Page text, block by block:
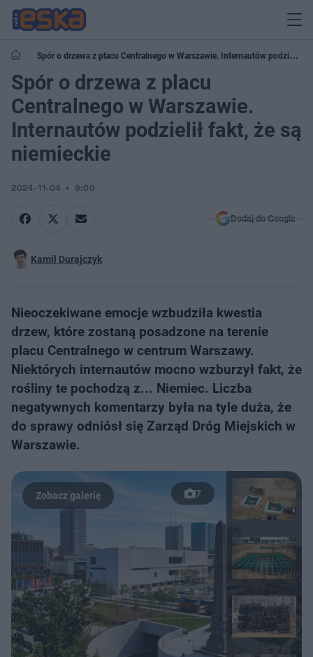
Spór o drzewa z placu Centralnego w Warszawie. Internautów podzielił
fakt, że są niemieckie
Spór o drzewa z placu
Centralnego w Warszawie.
Internautów podzielił fakt, że są
niemieckie
2024-11-04 9:00
Dodaj do Google
Kamil Durajczyk
Nieoczekiwane emocje wzbudziła kwestia
drzew, które zostaną posadzone na terenie
placu Centralnego w centrum Warszawy.
Niektórych internautów mocno wzburzył fakt, że
rośliny te pochodzą z... Niemiec. Liczba
negatywnych komentarzy była na tyle duża, że
do sprawy odniósł się Zarząd Dróg Miejskich w
Warszawie.
7